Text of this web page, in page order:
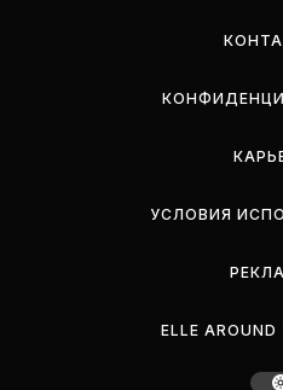
УСЛОВИЯ
ELLE AROUND